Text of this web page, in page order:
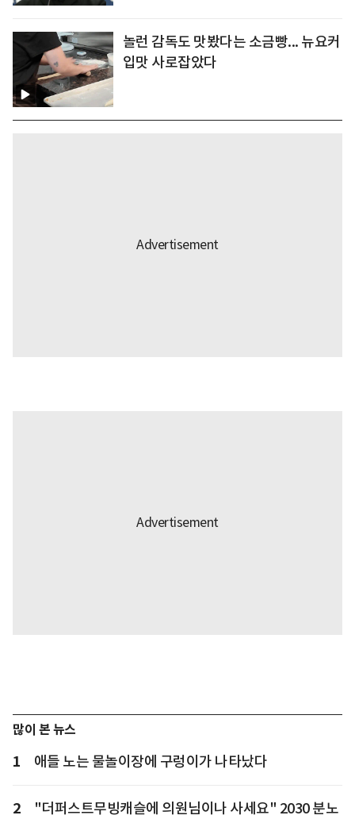
놀런 감독도 맛봤다는 소금빵... 뉴요커
입맛 사로잡았다
많이 본 뉴스
1 애들 노는 물놀이장에 구렁이가 나타났다
2
"더퍼스트무빙캐슬에 의원님이나 사세요" 2030 분노